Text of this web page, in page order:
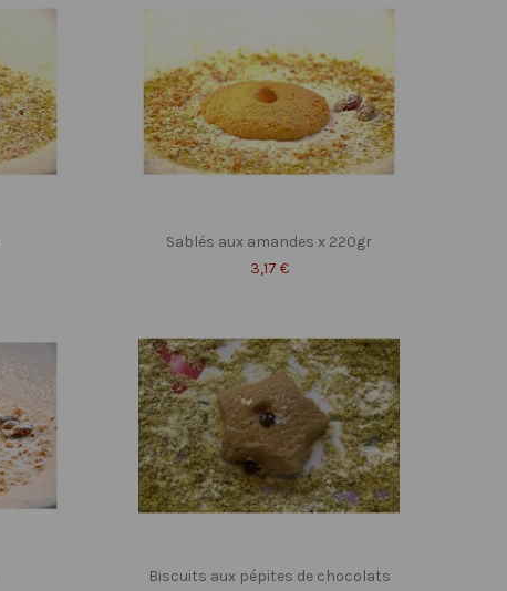
Sablés aux amandes x 220gr
3,17 €
Biscuits aux pépites de chocolats